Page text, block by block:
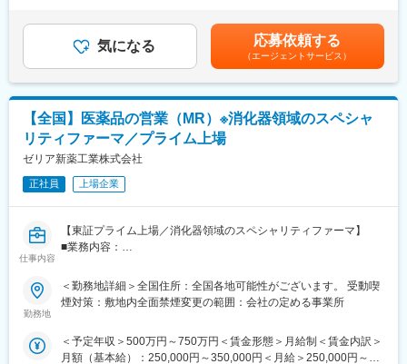
を既にお付き合いのある既存の販売代理店、歯科医院、および病
院へルート営業を行っていただきます。
す。
・新規での営業はほとんど発生しなく、既にお付き合いのあるお
客様へ営業活動を行っていくため、無理な提案や、飛び込み営業
などはございません。
※新規が発生する場合は開業医からのお問い合わせや既存のお客様
からのご紹介となるためニーズが無いところへ営業することはご
ざいません。
・専門的な知識が身につくため営業としてのスキルアップを実現
できます。
・国内トップシェアを誇る商材を扱うことができます。
■育成環境
・営業職向け研修(製品知識・製薬企業としての倫理)が月に1度実
・先輩社員の方の同席から始めていくため業界未経験の方でも安
心できる環境です。
務評価により変動します。賃金はあくまでも目安の金額であり、
選考を通じて上下する可能性があります。月給(月額)は固定手当を
含めた表記です。
気になる 応募依頼する
（エージェントサービス）
【全国】医薬品の営業（MR）※消化器領域のスペシャ
リティファーマ／プライム上場
ゼリア新薬工業株式会社
正社員 上場企業
仕事内容
【東証プライム上場／消化器領域のスペシャリティファーマ】
■業務内容：
品の情報提供や提案活動を行います。有効性・安全性や用法・用
量などの医薬情報を正確に伝え、適正使用を推進に努めていただ
領域以外の新薬も上市しており、腎内・循環器・婦人科など幅広
い診療科を訪問しています。
勤務地
＜勤務地詳細＞全国住所：全国各地可能性がございます。 受動喫
煙対策：敷地内全面禁煙変更の範囲：会社の定める事業所
＜予定年収＞500万円～750万円＜賃金形態＞月給制＜賃金内訳＞
月額（基本給）：250,000円～350,000円＜月給＞250,000円～